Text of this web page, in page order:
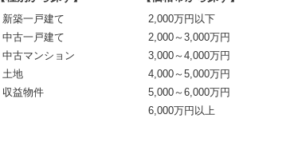
新築一戸建て
中古一戸建て
中古マンション
土地
収益物件
2,000万円以下
2,000～3,000万円
3,000～4,000万円
4,000～5,000万円
5,000～6,000万円
6,000万円以上